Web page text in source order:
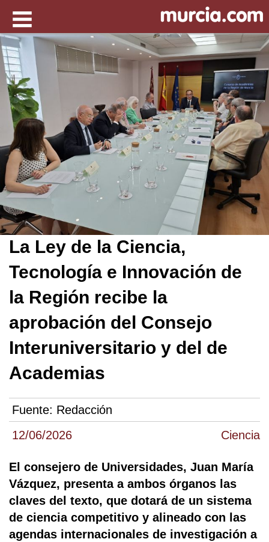
12/06/2026 Ciencia
La Ley de la Ciencia,
Tecnología e Innovación de
la Región recibe la
aprobación del Consejo
Interuniversitario y del de
Academias
Fuente: Redacción
El consejero de Universidades, Juan María
Vázquez, presenta a ambos órganos las
claves del texto, que dotará de un sistema
de ciencia competitivo y alineado con las
agendas internacionales de investigación a